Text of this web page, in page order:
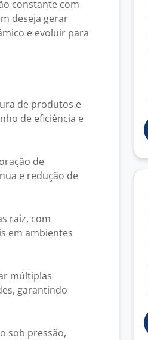
constante com
deseja gerar
e evoluir para
de produtos e
de eficiência e
de
e redução de
raiz, com
em ambientes
múltiplas
garantindo
sob pressão,